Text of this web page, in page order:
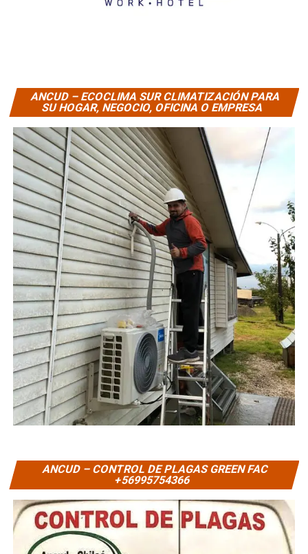
ANCUD – ECOCLIMA SUR CLIMATIZACIÓN PARA
SU HOGAR, NEGOCIO, OFICINA O EMPRESA
ANCUD – CONTROL DE PLAGAS GREEN FAC
+56995754366